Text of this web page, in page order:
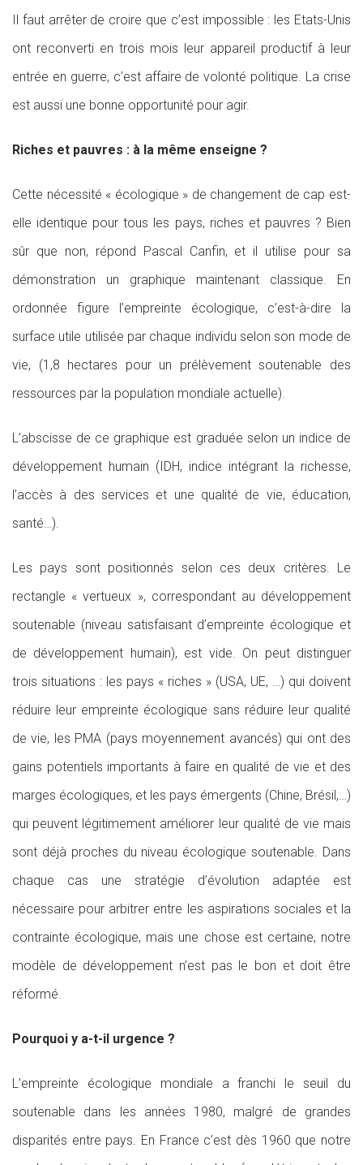
Il faut arrêter de croire que c’est impossible : les Etats-Unis
ont reconverti en trois mois leur appareil productif à leur
entrée en guerre, c’est affaire de volonté politique. La crise
est aussi une bonne opportunité pour agir.
Riches et pauvres : à la même enseigne ?
Cette nécessité « écologique » de changement de cap est-
elle identique pour tous les pays, riches et pauvres ? Bien
sûr que non, répond Pascal Canfin, et il utilise pour sa
démonstration un graphique maintenant classique. En
ordonnée figure l’empreinte écologique, c’est-à-dire la
surface utile utilisée par chaque individu selon son mode de
vie, (1,8 hectares pour un prélèvement soutenable des
ressources par la population mondiale actuelle).
L’abscisse de ce graphique est graduée selon un indice de
développement humain (IDH, indice intégrant la richesse,
l’accès à des services et une qualité de vie, éducation,
santé…).
Les pays sont positionnés selon ces deux critères. Le
rectangle « vertueux », correspondant au développement
soutenable (niveau satisfaisant d’empreinte écologique et
de développement humain), est vide. On peut distinguer
trois situations : les pays « riches » (USA, UE, …) qui doivent
réduire leur empreinte écologique sans réduire leur qualité
de vie, les PMA (pays moyennement avancés) qui ont des
gains potentiels importants à faire en qualité de vie et des
marges écologiques, et les pays émergents (Chine, Brésil,…)
qui peuvent légitimement améliorer leur qualité de vie mais
sont déjà proches du niveau écologique soutenable. Dans
chaque cas une stratégie d’évolution adaptée est
nécessaire pour arbitrer entre les aspirations sociales et la
contrainte écologique, mais une chose est certaine, notre
modèle de développement n’est pas le bon et doit être
réformé.
Pourquoi y a-t-il urgence ?
L’empreinte écologique mondiale a franchi le seuil du
soutenable dans les années 1980, malgré de grandes
disparités entre pays. En France c’est dès 1960 que notre